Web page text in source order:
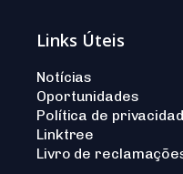
Links Úteis
Notícias
Oportunidades
Política de
Linktree
Livro de